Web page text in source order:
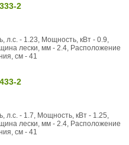
2
л.с. - 1.23, Мощность, кВт - 0.9,
лески, мм - 2.4, Расположение
см - 41
2
л.с. - 1.7, Мощность, кВт - 1.25,
лески, мм - 2.4, Расположение
см - 41